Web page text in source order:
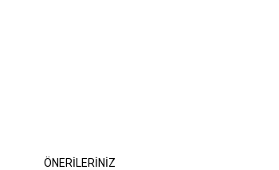
ÖNERİLERİNİZ